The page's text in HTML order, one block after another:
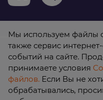
© 2026 ООО
Политика обработки
Мы используем файлы
также сервис
событий на сайте.
принимаете условия
файлов. Если Вы не
обрабатывались,